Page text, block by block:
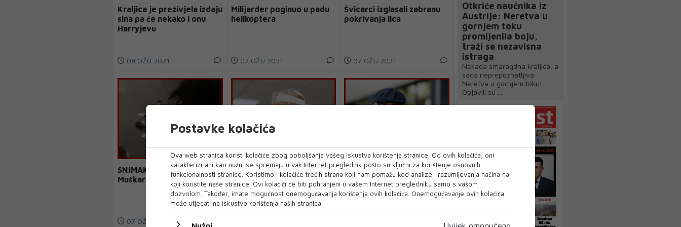
Kraljica je preživjela izdaju
sina pa će nekako i onu
Harryjevu
08 OŽU 2021
Milijarder poginuo u padu
helikoptera
07 OŽU 2021
Švicarci izglasali zabranu
pokrivanja lica
07 OŽU 2021
SNIMAK ŠOKIRAO:
Muškarac šutirao ženu
07 OŽU 2021
Smrtni slučaj u Austriji
nakon cijepljenja
AstraZenecom
Dr. Hermann: Pogriješili
smo, nismo trebali cijepiti
prvo starije
Otkriće naučnika iz
Austrije: Neretva u
gornjem toku
promijenila boju,
traži se nezavisna
istraga
Nekada smaragdna kraljica, a
sada neprepoznatljiva
Neretva u gornjem toku!
Objavili su ...
Postavke kolačića
Ova web stranica koristi kolačiće zbog poboljšanja vašeg iskustva korištenja stranice. Od ovih kolačića, oni
karakterizirani kao nužni se spremaju u vaš Internet preglednik pošto su ključni za korištenje osnovnih
funkcionalnosti stranice. Koristimo i kolačiće trećih strana koji nam pomažu kod analize i razumijevanja načina na
koji koristite naše stranice. Ovi kolačići će biti pohranjeni u vašem Internet pregledniku samo s vašom
dozvolom. Također, imate mogućnost onemogućavanja korištenja ovih kolačića. Onemogućavanje ovih kolačića
može utjecati na iskustvo korištenja naših stranica.